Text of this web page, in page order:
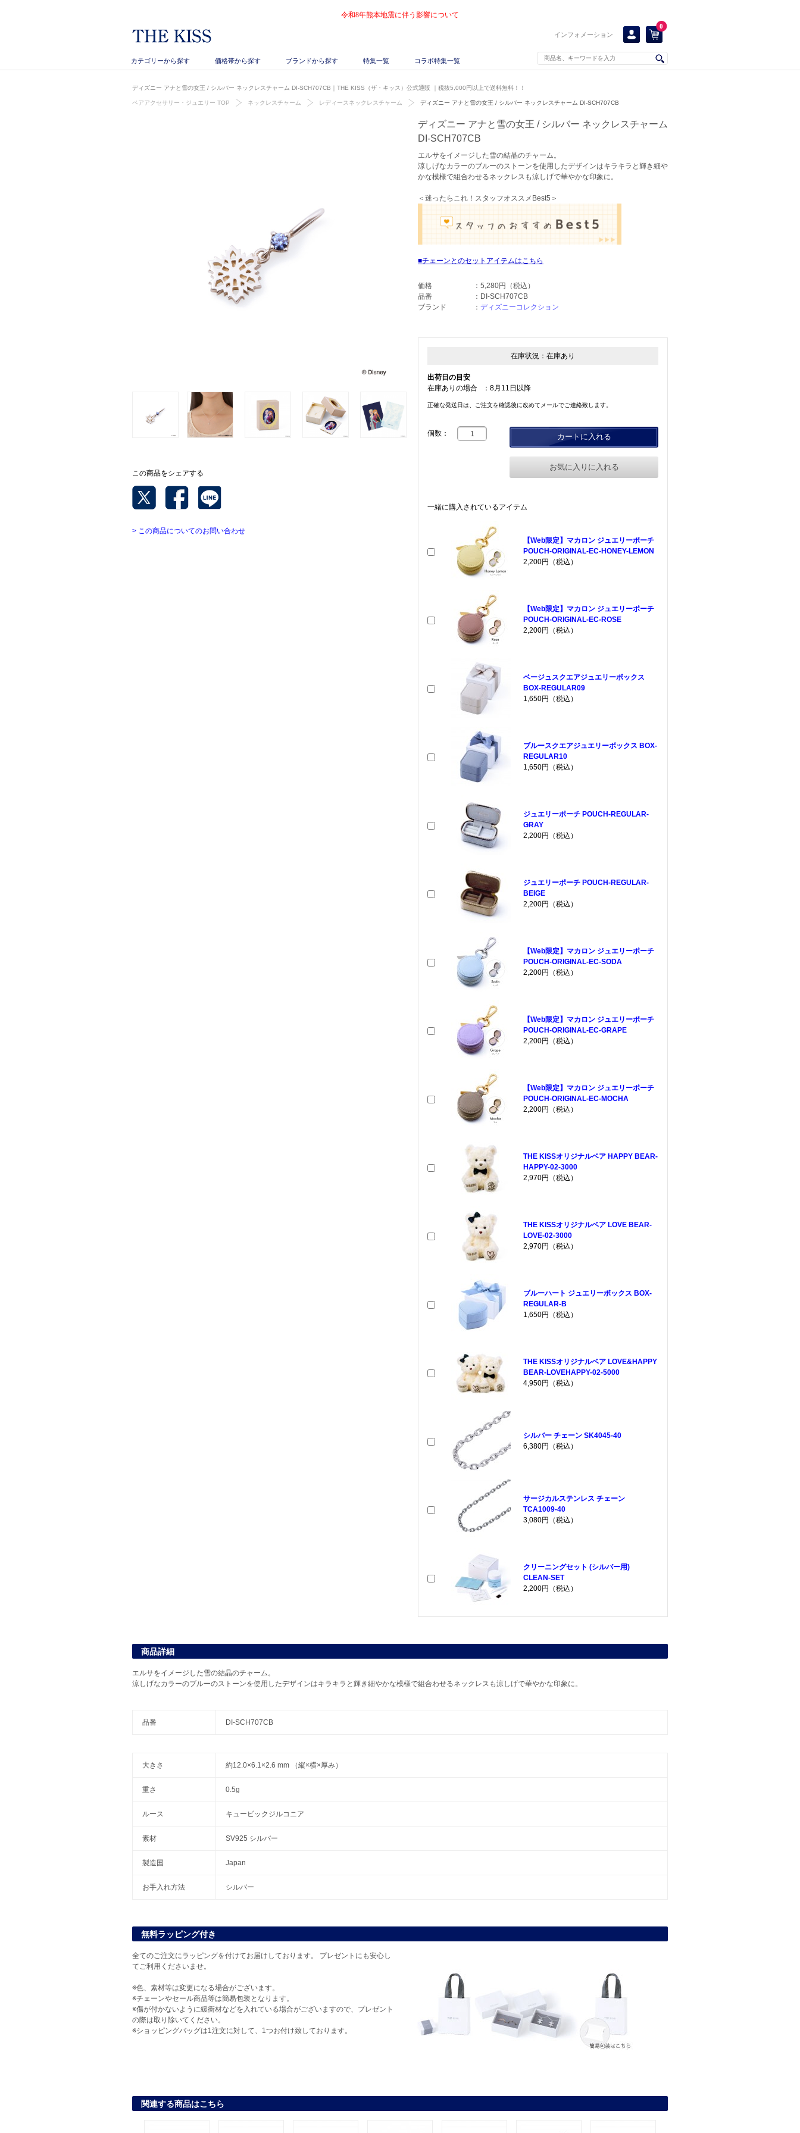
令和8年熊本地震に伴う影響について
インフォメーション
0
カテゴリーから探す 価格帯から探す ブランドから探す 特集一覧 コラボ特集一覧
ディズニー アナと雪の女王 / シルバー ネックレスチャーム DI-SCH707CB｜THE KISS（ザ・キッス）公式通販 ｜税抜5,000円以上で送料無料！！
ペアアクセサリー・ジュエリー TOP ネックレスチャーム レディースネックレスチャーム ディズニー アナと雪の女王 / シルバー ネックレスチャーム DI-SCH707CB
この商品をシェアする
> この商品についてのお問い合わせ
ディズニー アナと雪の女王 / シルバー ネックレスチャーム
DI-SCH707CB
エルサをイメージした雪の結晶のチャーム。
涼しげなカラーのブルーのストーンを使用したデザインはキラキラと輝き細や
かな模様で組合わせるネックレスも涼しげで華やかな印象に。
＜迷ったらこれ！スタッフオススメBest5＞
チェーンとのセットアイテムはこちら
価格 ： 5,280円
（税込）
品番
： DI-SCH707CB
ブランド
： ディズニーコレクション
在庫状況： 在庫あり
出荷日の目安
在庫ありの場合
： 8月11日以降
正確な発送日は、ご注文を確認後に改めてメールでご連絡致します。
個数： カートに入れる
お気に入りに入れる
一緒に購入されているアイテム
【Web限定】マカロン ジュエリーポーチ
POUCH-ORIGINAL-EC-HONEY-LEMON
2,200円（税込）
【Web限定】マカロン ジュエリーポーチ
POUCH-ORIGINAL-EC-ROSE
2,200円（税込）
ベージュスクエアジュエリーボックス
BOX-REGULAR09
1,650円（税込）
ブルースクエアジュエリーボックス BOX-
REGULAR10
1,650円（税込）
ジュエリーポーチ POUCH-REGULAR-
GRAY
2,200円（税込）
ジュエリーポーチ POUCH-REGULAR-
BEIGE
2,200円（税込）
【Web限定】マカロン ジュエリーポーチ
POUCH-ORIGINAL-EC-SODA
2,200円（税込）
【Web限定】マカロン ジュエリーポーチ
POUCH-ORIGINAL-EC-GRAPE
2,200円（税込）
【Web限定】マカロン ジュエリーポーチ
POUCH-ORIGINAL-EC-MOCHA
2,200円（税込）
THE KISSオリジナルベア HAPPY BEAR-
HAPPY-02-3000
2,970円（税込）
THE KISSオリジナルベア LOVE BEAR-
LOVE-02-3000
2,970円（税込）
ブルーハート ジュエリーボックス BOX-
REGULAR-B
1,650円（税込）
THE KISSオリジナルベア LOVE&HAPPY
BEAR-LOVEHAPPY-02-5000
4,950円（税込）
シルバー チェーン SK4045-40
6,380円（税込）
サージカルステンレス チェーン
TCA1009-40
3,080円（税込）
クリーニングセット (シルバー用)
CLEAN-SET
2,200円（税込）
商品詳細
エルサをイメージした雪の結晶のチャーム。
涼しげなカラーのブルーのストーンを使用したデザインはキラキラと輝き細やかな模様で組合わせるネックレスも涼しげで華やかな印象に。
品番 DI-SCH707CB
大きさ 約12.0×6.1×2.6 mm （縦×横×厚み）
重さ 0.5g
ルース キュービックジルコニア
素材 SV925 シルバー
製造国 Japan
お手入れ方法 シルバー
無料ラッピング付き
全てのご注文にラッピングを付けてお届けしております。 プレゼントにも安心し
てご利用くださいませ。
※色、素材等は変更になる場合がございます。
※チェーンやセール商品等は簡易包装となります。
※傷が付かないように緩衝材などを入れている場合がございますので、プレゼント
の際は取り除いてください。
※ショッピングバッグは1注文に対して、1つお付け致しております。
関連する商品はこちら